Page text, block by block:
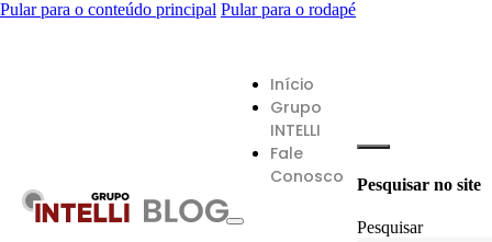
Pular para o conteúdo principal Pular para o rodapé
Início
Grupo
INTELLI
Fale
Conosco
Pesquisar no site
Pesquisar